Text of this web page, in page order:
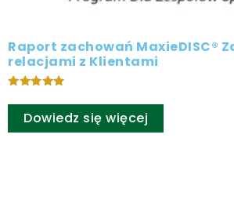
Raport zachowań MaxieDISC®
relacjami z Klientami
5.00
na 5Dowiedz się więcej